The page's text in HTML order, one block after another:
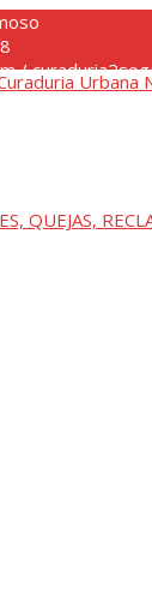
/
QUEJAS,